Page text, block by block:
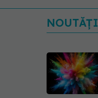
NOUTĂȚI